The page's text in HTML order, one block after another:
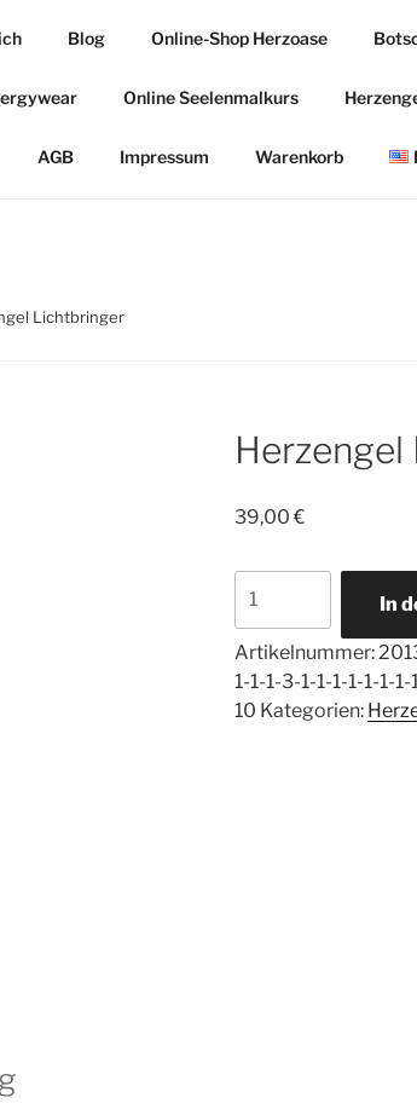
Blog Online-Shop Herzoase
Online Seelenmalkurs
AGB Impressum Warenkorb
Lichtbringer
39,00€
Lichtbringer
Menge
In
Artikelnummer:
1-1-1-3-1-1-1-1-1-1-
10 Kategorien: